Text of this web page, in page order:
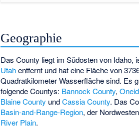
Geographie
Das County liegt im Südosten von Idaho,
Utahentfernt und hat eine Fläche von
Quadratkilometer Wasserfläche sind. Es
folgende Countys: Bannock County,
Blaine County undCassia County. Das
Basin-and-Range-Region, der
River Plain.